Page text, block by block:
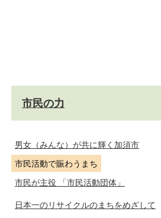
市民の力
男女（みんな）が共に輝く加須市
市民活動で賑わうまち
市民が主役 「市民活動団体」
日本一のリサイクルのまちをめざして